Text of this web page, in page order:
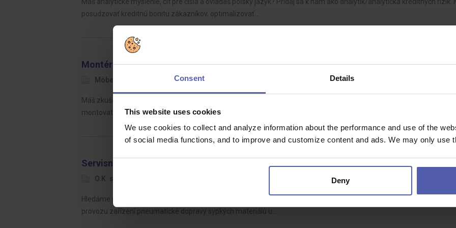
Consent Details
This website uses cookies
We use cookies to collect and analyze information about the performance and use of the
of social media functions, and to improve and customize content and ads. We may only use
Deny
posudzovať kreditnú bonitu zákazníkov, optimalizovať…
Montér nábytku a kuchyní Möbelix Olomouc
Möbelix Olomoucký kraj
Máš zkušenost s montáží nábytku a chceš se stát špičkovým profíkem? Rozšiřujeme montážní tým a hledáme
montovat nábytek a kuchyně, ale také rozvážet. Čím kvalitnější a…
Servisní technik zařízení pneudopravy
O.K. solution
Hledáme praktického servisního technika, kterého baví technika, stroje a práce v terénu. Čeká Vás servis,
provozu zařízení pneumatické dopravy sypkých materiálů u…